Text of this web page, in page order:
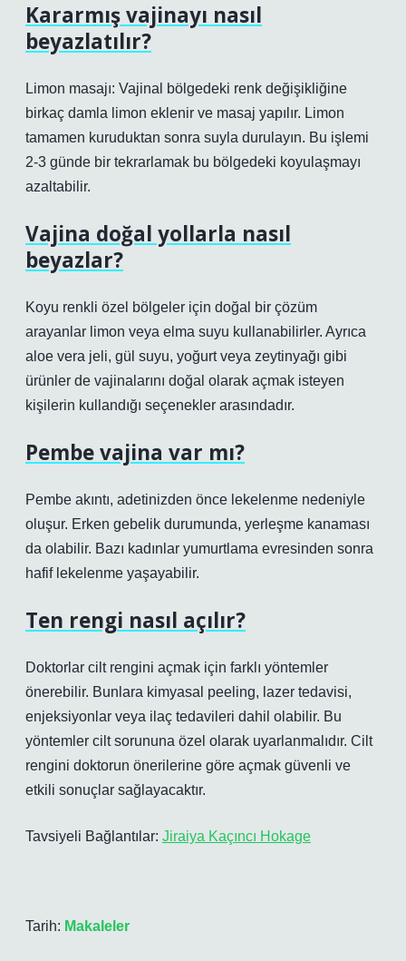
Kararmış vajinayı nasıl
beyazlatılır?
Limon masajı: Vajinal bölgedeki renk değişikliğine
birkaç damla limon eklenir ve masaj yapılır. Limon
tamamen kuruduktan sonra suyla durulayın. Bu işlemi
2-3 günde bir tekrarlamak bu bölgedeki koyulaşmayı
azaltabilir.
Vajina doğal yollarla nasıl
beyazlar?
Koyu renkli özel bölgeler için doğal bir çözüm
arayanlar limon veya elma suyu kullanabilirler. Ayrıca
aloe vera jeli, gül suyu, yoğurt veya zeytinyağı gibi
ürünler de vajinalarını doğal olarak açmak isteyen
kişilerin kullandığı seçenekler arasındadır.
Pembe vajina var mı?
Pembe akıntı, adetinizden önce lekelenme nedeniyle
oluşur. Erken gebelik durumunda, yerleşme kanaması
da olabilir. Bazı kadınlar yumurtlama evresinden sonra
hafif lekelenme yaşayabilir.
Ten rengi nasıl açılır?
Doktorlar cilt rengini açmak için farklı yöntemler
önerebilir. Bunlara kimyasal peeling, lazer tedavisi,
enjeksiyonlar veya ilaç tedavileri dahil olabilir. Bu
yöntemler cilt sorununa özel olarak uyarlanmalıdır. Cilt
rengini doktorun önerilerine göre açmak güvenli ve
etkili sonuçlar sağlayacaktır.
Tavsiyeli Bağlantılar: Jiraiya Kaçıncı Hokage
Tarih: Makaleler